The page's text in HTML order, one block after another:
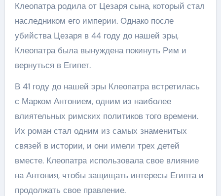
Клеопатра родила от Цезаря сына, который стал
наследником его империи. Однако после
убийства Цезаря в 44 году до нашей эры,
Клеопатра была вынуждена покинуть Рим и
вернуться в Египет.
В 41 году до нашей эры Клеопатра встретилась
с Марком Антонием, одним из наиболее
влиятельных римских политиков того времени.
Их роман стал одним из самых знаменитых
связей в истории, и они имели трех детей
вместе. Клеопатра использовала свое влияние
на Антония, чтобы защищать интересы Египта и
продолжать свое правление.